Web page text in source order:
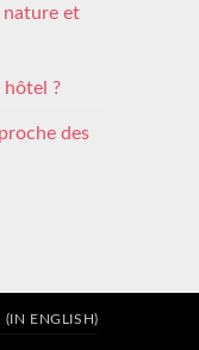
nature et
hôtel ?
des
(IN ENGLISH)